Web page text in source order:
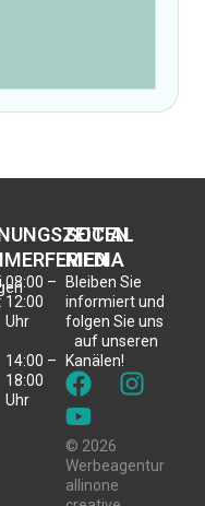
08:00 –
12:00
Uhr
14:00 –
18:00
Uhr
SOCIAL
MEDIA
Bleiben Sie
informiert und
folgen Sie uns
auf unseren
Kanälen!
© 2026
Werbeagentur
allinone